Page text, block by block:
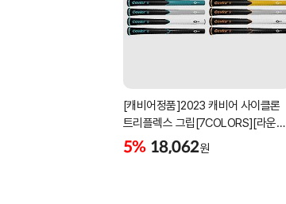
[캐비어정품]2023 캐비어 사이클론
트리플렉스 그립[7COLORS][라운드]
[39g/42g/46g/50g][R/S 토크]
5% 18,062원